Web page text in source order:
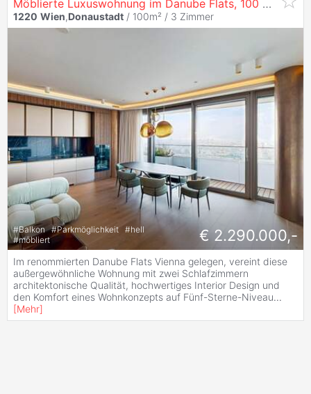
Möblierte Luxuswohnung im Danube Flats, 100 m², 3 Zimmer –
1220 Wien,Donaustadt / 100m² / 3 Zimmer
#Balkon #Parkmöglichkeit #hell
#möbliert € 2.290.000,-
Im renommierten Danube Flats Vienna gelegen, vereint diese
außergewöhnliche Wohnung mit zwei Schlafzimmern
architektonische Qualität, hochwertiges Interior Design und
den Komfort eines Wohnkonzepts auf Fünf-Sterne-Niveau...
[Mehr]